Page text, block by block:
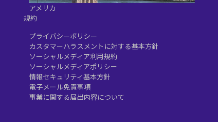
アメリカ
規約
プライバシーポリシー
カスタマーハラスメントに対する基本方針
ソーシャルメディア利用規約
ソーシャルメディアポリシー
情報セキュリティ基本方針
電子メール免責事項
事業に関する届出内容について